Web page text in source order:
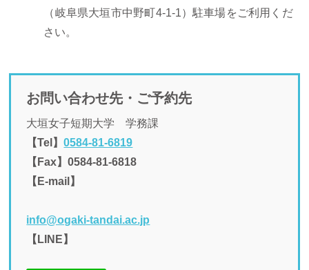
（岐阜県大垣市中野町4-1-1）駐車場をご利用くだ
さい。
お問い合わせ先・ご予約先
大垣女子短期大学 学務課
【Tel】0584-81-6819
【Fax】0584-81-6818
【E-mail】
info@ogaki-tandai.ac.jp
【LINE】